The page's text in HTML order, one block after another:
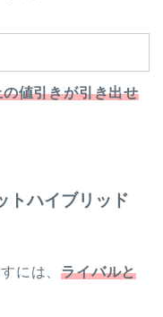
値引きが引き出せ
トハイブリッド
には、ライバルと